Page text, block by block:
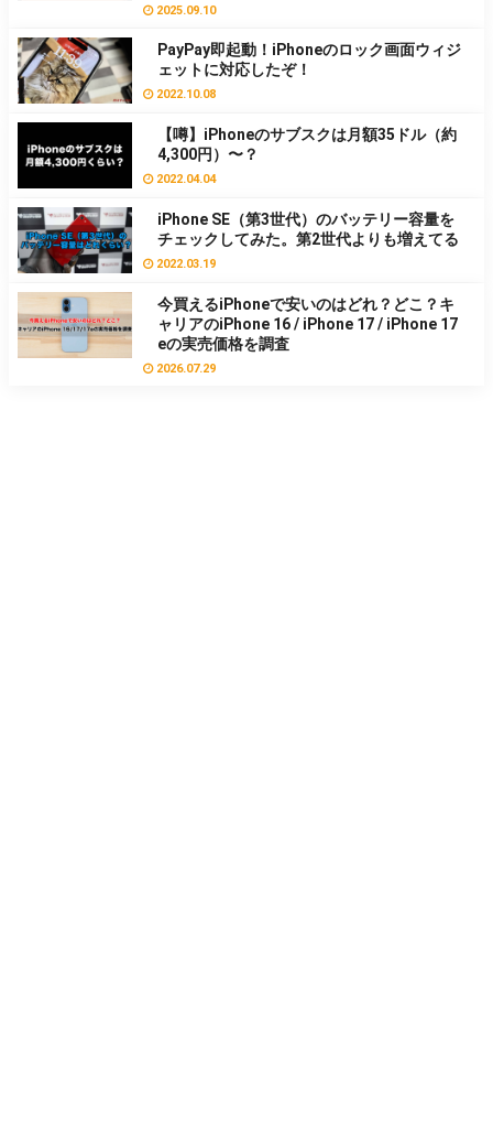
2025.09.10
PayPay即起動！iPhoneのロック画面ウィジ
ェットに対応したぞ！
2022.10.08
【噂】iPhoneのサブスクは月額35ドル（約
4,300円）〜？
2022.04.04
iPhone SE（第3世代）のバッテリー容量を
チェックしてみた。第2世代よりも増えてる
2022.03.19
今買えるiPhoneで安いのはどれ？どこ？キ
ャリアのiPhone 16 / iPhone 17 / iPhone 17
eの実売価格を調査
2026.07.29